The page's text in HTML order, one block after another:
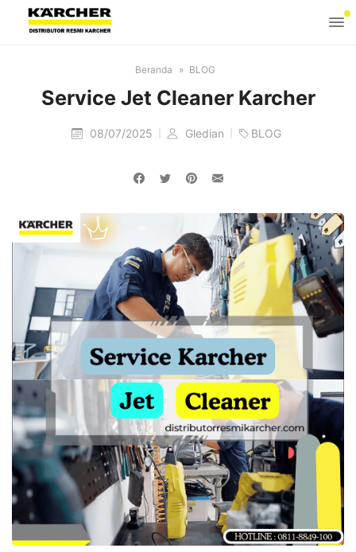
Beranda BLOG
Service Jet Cleaner Karcher
08/07/2025 Gledian BLOG